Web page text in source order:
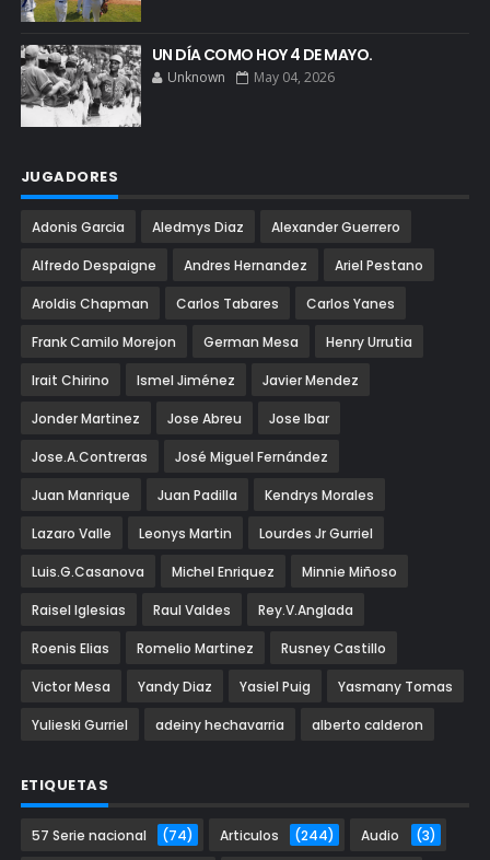
UN DÍA COMO HOY 4 DE MAYO.
Unknown May 04, 2026
JUGADORES
Adonis Garcia Aledmys Diaz Alexander Guerrero
Alfredo Despaigne Andres Hernandez Ariel Pestano
Aroldis Chapman Carlos Tabares Carlos Yanes
Frank Camilo Morejon German Mesa Henry Urrutia
Irait Chirino Ismel Jiménez Javier Mendez
Jonder Martinez Jose Abreu Jose Ibar
Jose.A.Contreras José Miguel Fernández
Juan Manrique Juan Padilla Kendrys Morales
Lazaro Valle Leonys Martin Lourdes Jr Gurriel
Luis.G.Casanova Michel Enriquez Minnie Miñoso
Raisel Iglesias Raul Valdes Rey.V.Anglada
Roenis Elias Romelio Martinez Rusney Castillo
Victor Mesa Yandy Diaz Yasiel Puig Yasmany Tomas
Yulieski Gurriel adeiny hechavarria alberto calderon
ETIQUETAS
57 Serie nacional (74) Articulos (244) Audio (3)